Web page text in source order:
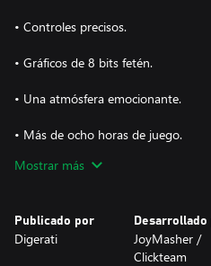
• Controles precisos.
• Gráficos de 8 bits fetén.
• Una atmósfera emocionante.
• Más de ocho horas de juego.
• Más de 50 tipos de enemigos.
Mostrar más
Publicado por
Digerati
Desarrollado
JoyMasher /
Clickteam